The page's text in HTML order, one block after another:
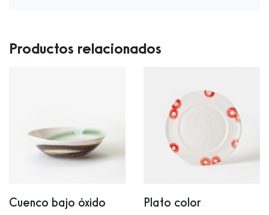
Productos relacionados
Cuenco bajo óxido Plato color